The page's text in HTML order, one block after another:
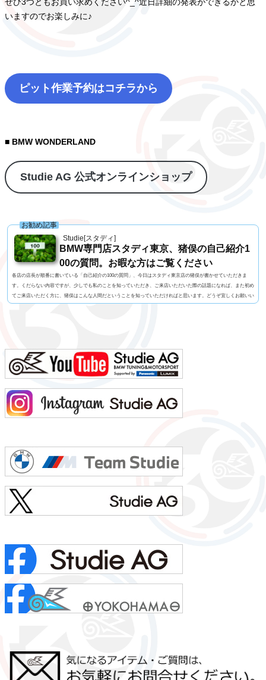
いますのでお楽しみに♪
ピット作業予約はコチラから
■ BMW WONDERLAND
Studie AG 公式オンラインショップ
Studie[スタディ]
お勧め記事
BMW専門店スタディ東京、猪俣の自己紹介1
00の質問。お暇な方はご覧ください
各店の店長が順番に書いている「自己紹介の100の質問」、今日はスタディ東京店の猪俣が書かせていただきま
す。くだらない内容ですが、少しでも私のことを知っていただき、ご来店いただいた際の話題になれば、また初め
てご来店いただく方に、猪俣はこんな人間だということを知っていただければと思います。どうぞ宜しくお願いい
たします！1. 名前 猪俣 素（いのまた はじめ）2. 名前の由来 有名なお坊さんに命名いただいたらしい（当て